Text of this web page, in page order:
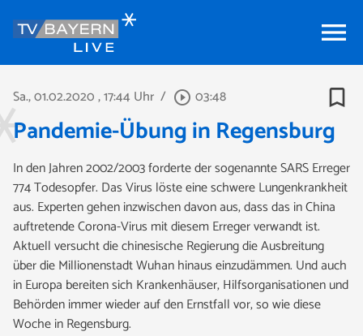
menu
Sa., 01.02.2020, 17:44 Uhr / play_circle_outline 03:48 bookmark_border
Pandemie-Übung in Regensburg
In den Jahren 2002/2003 forderte der sogenannte SARS Erreger
774 Todesopfer. Das Virus löste eine schwere Lungenkrankheit
aus. Experten gehen inzwischen davon aus, dass das in China
auftretende Corona-Virus mit diesem Erreger verwandt ist.
Aktuell versucht die chinesische Regierung die Ausbreitung
über die Millionenstadt Wuhan hinaus einzudämmen. Und auch
in Europa bereiten sich Krankenhäuser, Hilfsorganisationen und
Behörden immer wieder auf den Ernstfall vor, so wie diese
Woche in Regensburg.